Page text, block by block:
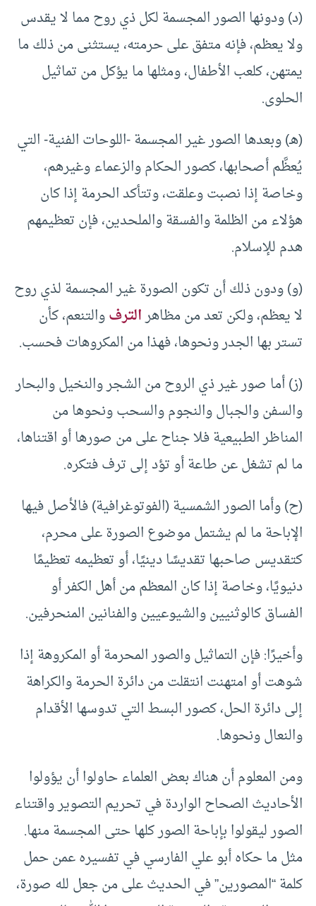
(د) ودونها الصور المجسمة لكل ذي روح مما لا يقدس
ولا يعظم، فإنه متفق على حرمته، يستثنى من ذلك ما
يمتهن، كلعب الأطفال، ومثلها ما يؤكل من تماثيل
الحلوى.
(هـ) وبعدها الصور غير المجسمة -اللوحات الفنية- التي
يُعظَّم أصحابها، كصور الحكام والزعماء وغيرهم،
وخاصة إذا نصبت وعلقت، وتتأكد الحرمة إذا كان
هؤلاء من الظلمة والفسقة والملحدين، فإن تعظيمهم
هدم للإسلام.
(و) ودون ذلك أن تكون الصورة غير المجسمة لذي روح
لا يعظم، ولكن تعد من مظاهرالترفوالتنعم، كأن
تستر بها الجدر ونحوها، فهذا من المكروهات فحسب.
(ز) أما صور غير ذي الروح من الشجر والنخيل والبحار
والسفن والجبال والنجوم والسحب ونحوها من
المناظر الطبيعية فلا جناح على من صورها أو اقتناها،
ما لم تشغل عن طاعة أو تؤد إلى ترف فتكره.
(ح) وأما الصور الشمسية (الفوتوغرافية) فالأصل فيها
الإباحة ما لم يشتمل موضوع الصورة على محرم،
كتقديس صاحبها تقديسًا دينيًا، أو تعظيمه تعظيمًا
دنيويًا، وخاصة إذا كان المعظم من أهل الكفر أو
الفساق كالوثنيين والشيوعيين والفنانين المنحرفين.
وأخيرًا: فإن التماثيل والصور المحرمة أو المكروهة إذا
شوهت أو امتهنت انتقلت من دائرة الحرمة والكراهة
إلى دائرة الحل، كصور البسط التي تدوسها الأقدام
والنعال ونحوها.
ومن المعلوم أن هناك بعض العلماء حاولوا أن يؤولوا
الأحاديث الصحاح الواردة في تحريم التصوير واقتناء
الصور ليقولوا بإباحة الصور كلها حتى المجسمة منها.
مثل ما حكاه أبو علي الفارسي في تفسيره عمن حمل
كلمة “المصورين” في الحديث على من جعل لله صورة،